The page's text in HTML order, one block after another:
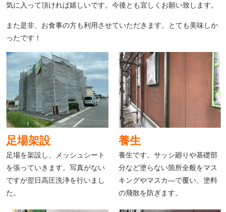
気に入って頂ければ嬉しいです。今後とも宜しくお願い致します。
また是非、お食事の方も利用させていただきます。とても美味しか
ったです！
足場架設
足場を架設し、メッシュシート
を張っていきます。写真がない
ですが翌日高圧洗浄を行いまし
た。
養生
養生です。サッシ廻りや基礎部
分など塗らない箇所全般をマス
キングやマスカ―で覆い、塗料
の飛散を防ぎます。